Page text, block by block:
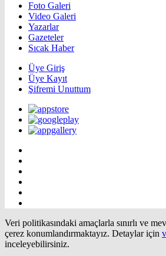
Foto Galeri
Video Galeri
Yazarlar
Gazeteler
Sıcak Haber
Üye Giriş
Üye Kayıt
Şifremi Unuttum
Veri politikasındaki amaçlarla sınırlı ve
çerez konumlandırmaktayız. Detaylar için
inceleyebilirsiniz.